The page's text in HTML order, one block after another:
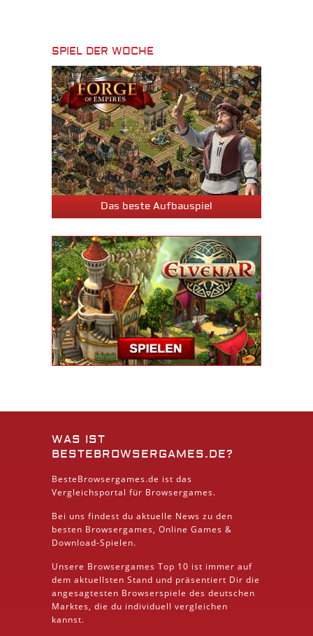
SPIEL DER WOCHE
Das beste Aufbauspiel
WAS IST
BESTEBROWSERGAMES.DE?
BesteBrowsergames.de ist das
Vergleichsportal für Browsergames.
Bei uns findest du aktuelle News zu den
besten Browsergames, Online Games &
Download-Spielen.
Unsere Browsergames Top 10 ist immer auf
dem aktuellsten Stand und präsentiert Dir die
angesagtesten Browserspiele des deutschen
Marktes, die du individuell vergleichen
kannst.